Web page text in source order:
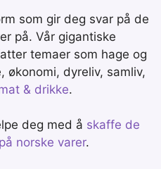
som gir deg svar på de
på. Vår gigantiske
temaer som hage og
økonomi, dyreliv, samliv,
& drikke.
deg med å skaffe de
norske varer.